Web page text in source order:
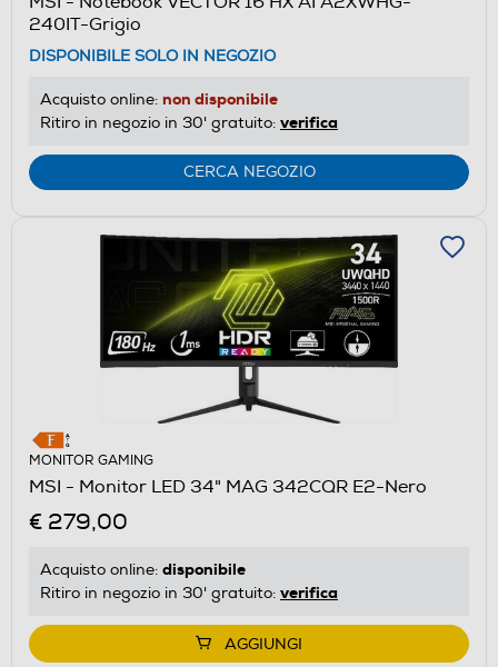
240IT-Grigio
DISPONIBILE SOLO IN NEGOZIO
Acquisto online: non disponibile
Ritiro in negozio in 30' gratuito: verifica
CERCA NEGOZIO
MONITOR GAMING
MSI - Monitor LED 34" MAG 342CQR E2-Nero
€ 279,00
Acquisto online: disponibile
Ritiro in negozio in 30' gratuito: verifica
AGGIUNGI